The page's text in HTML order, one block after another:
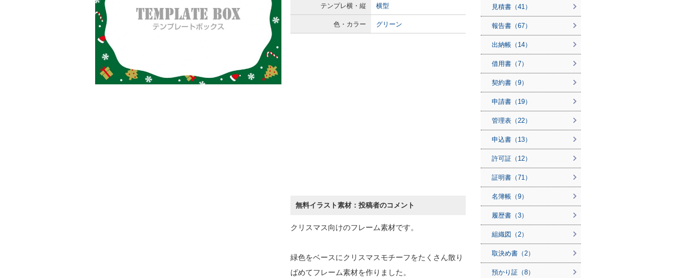
テンプレ横・縦 横型
色・カラー グリーン
無料イラスト素材：投稿者のコメント
クリスマス向けのフレーム素材です。
緑色をベースにクリスマスモチーフをたくさん散り
ばめてフレーム素材を作りました。
見積書（41）
報告書（67）
出納帳（14）
借用書（7）
契約書（9）
申請書（19）
管理表（22）
申込書（13）
許可証（12）
証明書（71）
名簿帳（9）
履歴書（3）
組織図（2）
取決め書（2）
預かり証（8）